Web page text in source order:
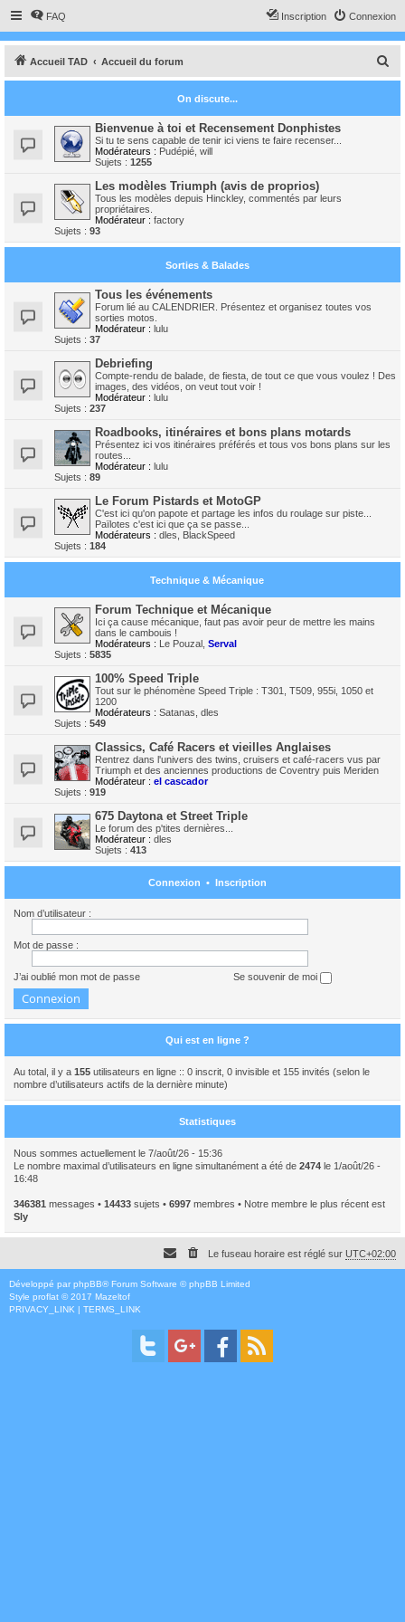
FAQ Connexion
Inscription
Accueil TAD Accueil du forum
e
On discute...
Bienvenue à toi et Recensement Donphistes
Si tu te sens capable de tenir ici viens te faire recenser...
Modérateurs : Pudépié will
Sujets : 1255
Les modèles Triumph (avis de proprios)
Tous les modèles depuis Hinckley, commentés par leurs
propriétaires.
Modérateur : factory
Sujets : 93
Sorties & Balades
Tous les événements
Forum lié au CALENDRIER. Présentez et organisez toutes vos
sorties motos.
Modérateur : lulu
Sujets : 37
Debriefing
Compte-rendu de balade, de fiesta, de tout ce que vous voulez ! Des
images, des vidéos, on veut tout voir !
Modérateur : lulu
Sujets : 237
Roadbooks, itinéraires et bons plans motards
Présentez ici vos itinéraires préférés et tous vos bons plans sur les
routes...
Modérateur : lulu
Sujets : 89
Le Forum Pistards et MotoGP
C'est ici qu'on papote et partage les infos du roulage sur piste...
Païlotes c'est ici que ça se passe...
Modérateurs : dles
BlackSpeed
Sujets : 184
Technique & Mécanique
Forum Technique et Mécanique
Ici ça cause mécanique, faut pas avoir peur de mettre les mains
dans le cambouis !
Modérateurs : Le Pouzal Serval
Sujets : 5835
100% Speed Triple
Tout sur le phénomène Speed Triple : T301, T509, 955i, 1050 et
1200
Modérateurs : Satanas dles
Sujets : 549
Classics, Café Racers et vieilles Anglaises
Rentrez dans l'univers des twins, cruisers et café-racers vus par
Triumph et des anciennes productions de Coventry puis Meriden
Modérateur : el cascador
Sujets : 919
675 Daytona et Street Triple
Le forum des p'tites dernières...
Modérateur : dles
Sujets : 413
Connexion • Inscription
Nom d’utilisateur :
Mot de passe :
J’ai oublié mon mot de passe Se souvenir de moi
Qui est en ligne ?
Au total, il y a 155 utilisateurs en ligne :: 0 inscrit, 0 invisible et 155 invités (selon le
nombre d’utilisateurs actifs de la dernière minute)
Statistiques
Nous sommes actuellement le 7/août/26 - 15:36
Le nombre maximal d’utilisateurs en ligne simultanément a été de 2474 le 1/août/26 -
16:48
346381 messages • 14433 sujets • 6997 membres • Notre membre le plus récent est
Sly
Le fuseau horaire est réglé sur UTC+02:00
Développé par phpBB® Forum Software © phpBB Limited
Style proflat © 2017 Mazeltof
PRIVACY_LINK | TERMS_LINK